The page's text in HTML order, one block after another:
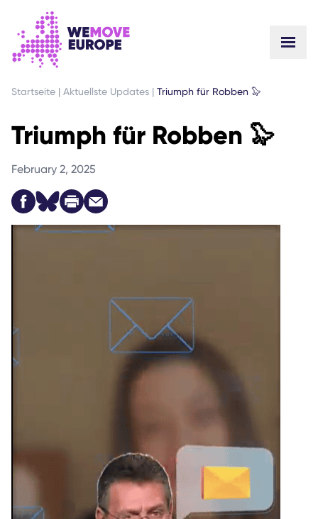
GEHEN SIE ZUM HAUPTINHALT
ZUR FUSSZEILENNAVIGATION SPRINGEN
Startseite | Aktuellste Updates | Triumph für Robben 🦭
Triumph für Robben 🦭
February 2, 2025